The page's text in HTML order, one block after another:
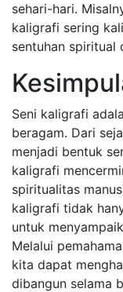
sehari-hari.
kaligrafi sering
sentuhan spiritual
Seni kaligrafi
beragam. Dari
menjadi bentuk
kaligrafi
spiritualitas
kaligrafi tidak
untuk
Melalui
kita dapat
dibangun selama